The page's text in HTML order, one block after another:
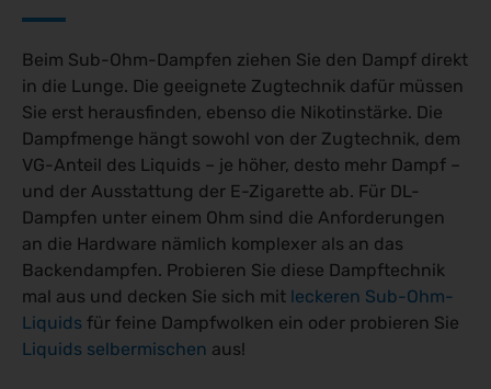
Beim Sub-Ohm-Dampfen ziehen Sie den Dampf direkt
in die Lunge. Die geeignete Zugtechnik dafür müssen
Sie erst herausfinden, ebenso die Nikotinstärke. Die
Dampfmenge hängt sowohl von der Zugtechnik, dem
VG-Anteil des Liquids – je höher, desto mehr Dampf –
und der Ausstattung der E-Zigarette ab. Für DL-
Dampfen unter einem Ohm sind die Anforderungen
an die Hardware nämlich komplexer als an das
Backendampfen. Probieren Sie diese Dampftechnik
mal aus und decken Sie sich mit leckeren Sub-Ohm-
Liquids für feine Dampfwolken ein oder probieren Sie
Liquids selbermischen aus!